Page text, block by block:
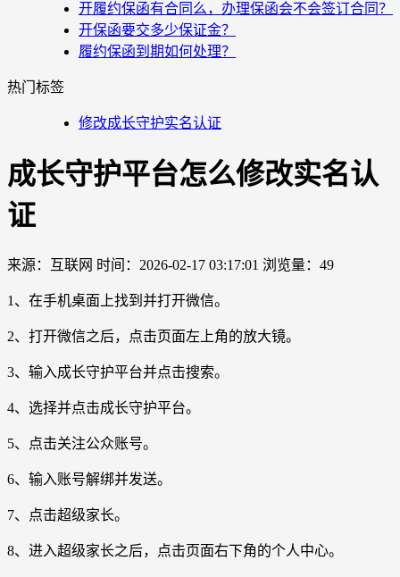
开履约保函有合同么，办理保函会不会签订合同？
开保函要交多少保证金？
履约保函到期如何处理？
热门标签
修改成长守护实名认证
成长守护平台怎么修改实名认
证
来源：互联网 时间：2026-02-17 03:17:01 浏览量：49
1、在手机桌面上找到并打开微信。
2、打开微信之后，点击页面左上角的放大镜。
3、输入成长守护平台并点击搜索。
4、选择并点击成长守护平台。
5、点击关注公众账号。
6、输入账号解绑并发送。
7、点击超级家长。
8、进入超级家长之后，点击页面右下角的个人中心。